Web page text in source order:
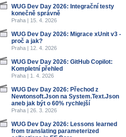
WUG Dev Day 2026: Integrační testy
konečně správně
Praha | 15. 4. 2026
WUG Dev Day 2026: Migrace xUnit v3 -
proč a jak?
Praha | 12. 4. 2026
WUG Dev Day 2026: GitHub Copilot:
Kompletní přehled
Praha | 1. 4. 2026
WUG Dev Day 2026: Přechod z
Newtonsoft.Json na System.Text.Json
aneb jak být o 60% rychlejší
Praha | 26. 3. 2026
WUG Dev Day 2026: Lessons learned
from translating parameterized